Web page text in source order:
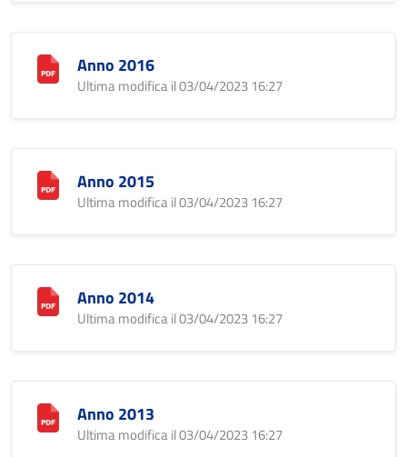
Anno 2016
Ultima modifica il 03/04/2023 16:27
Anno 2015
Ultima modifica il 03/04/2023 16:27
Anno 2014
Ultima modifica il 03/04/2023 16:27
Anno 2013
Ultima modifica il 03/04/2023 16:27